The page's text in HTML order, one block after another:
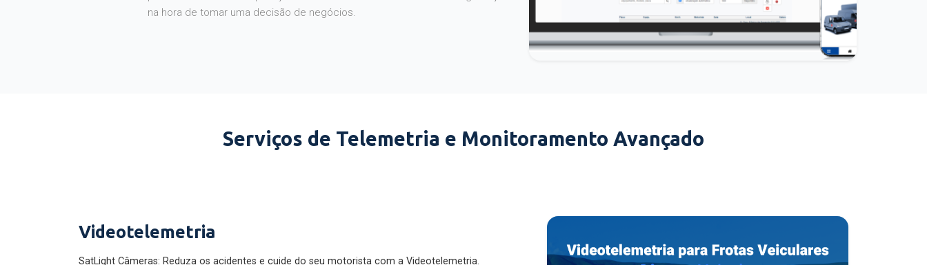
na hora de tomar uma decisão de negócios.
Serviços de Telemetria e Monitoramento Avançado
Videotelemetria
SatLight Câmeras: Reduza os acidentes e cuide do seu motorista com a Videotelemetria.